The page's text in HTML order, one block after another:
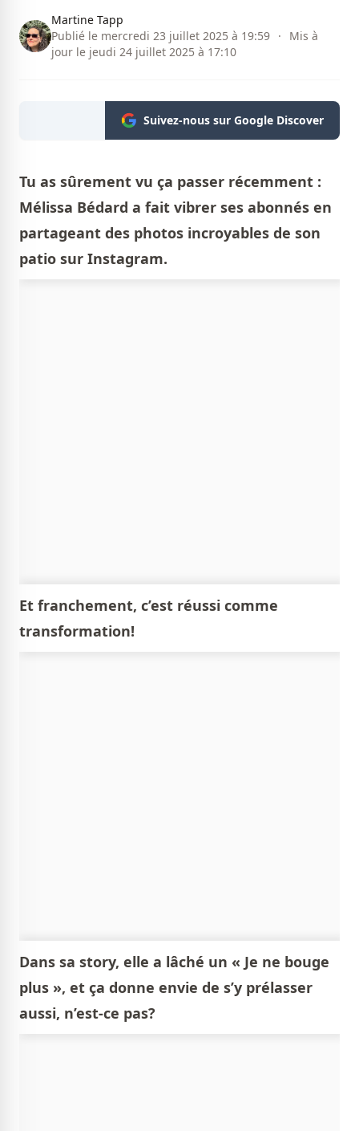
Martine Tapp
Publié le mercredi 23 juillet 2025 à 19:59 ·
Mis à
jour le jeudi 24 juillet 2025 à 17:10
Suivez-nous sur Google Discover
Tu as sûrement vu ça passer récemment :
Mélissa Bédard a fait vibrer ses abonnés en
partageant des photos incroyables de son
patio sur Instagram.
Et franchement, c’est réussi comme
transformation!
Dans sa story, elle a lâché un « Je ne bouge
plus », et ça donne envie de s’y prélasser
aussi, n’est-ce pas?